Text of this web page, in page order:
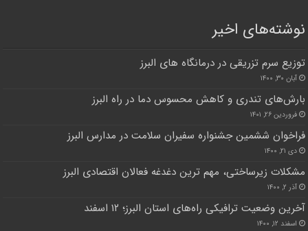
نوشته‌های اخیر
توزیع سرم تزریقی در درمانگاه های البرز
آبان ۳۰, ۱۴۰۰
بارش‌های تندری و کاهش محسوس دما در راه البرز
فروردین ۲۶, ۱۴۰۱
فراخوان ششمین جشنواره سفیران سلامت در مدارس البرز
دی ۲۱, ۱۴۰۰
مشکلات زیرساختی، مهم ترین دغدغه فعالان اقتصادی البرز
آذر ۲, ۱۴۰۰
آخرین وضعیت ترافیکی راه‌های استان البرز؛ ۱۲ اسفند
اسفند ۱۲, ۱۴۰۰